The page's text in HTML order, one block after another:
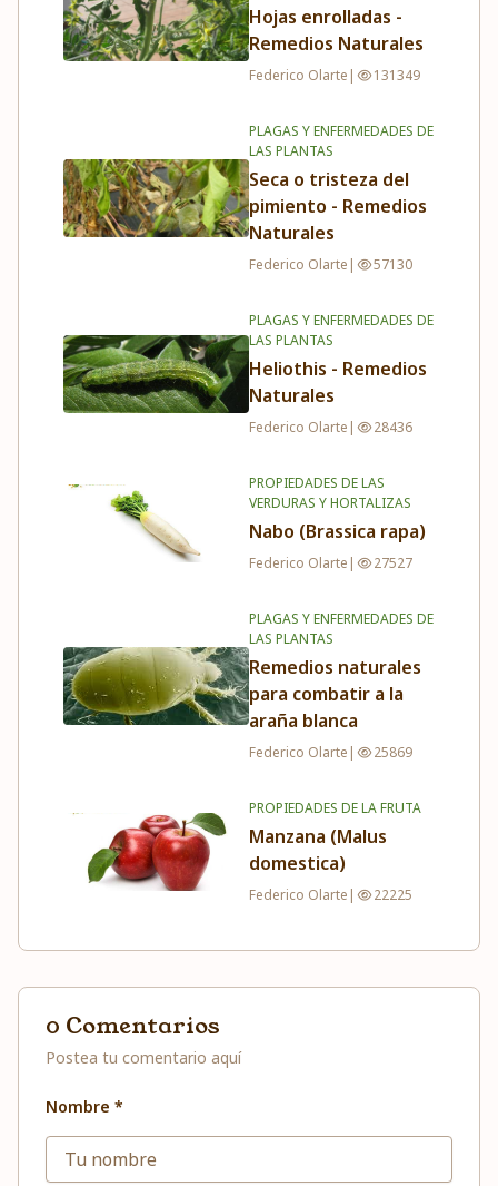
Hojas enrolladas -
Remedios Naturales
Federico Olarte | 131349
PLAGAS Y ENFERMEDADES DE
LAS PLANTAS
Seca o tristeza del
pimiento - Remedios
Naturales
Federico Olarte | 57130
PLAGAS Y ENFERMEDADES DE
LAS PLANTAS
Heliothis - Remedios
Naturales
Federico Olarte | 28436
PROPIEDADES DE LAS
VERDURAS Y HORTALIZAS
Nabo (Brassica rapa)
Federico Olarte | 27527
PLAGAS Y ENFERMEDADES DE
LAS PLANTAS
Remedios naturales
para combatir a la
araña blanca
Federico Olarte | 25869
PROPIEDADES DE LA FRUTA
Manzana (Malus
domestica)
Federico Olarte | 22225
0 Comentarios
Postea tu comentario aquí
Nombre *